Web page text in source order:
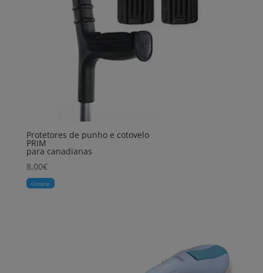
Protetores de punho e cotovelo
PRIM
para canadianas
8,00€
Comprar